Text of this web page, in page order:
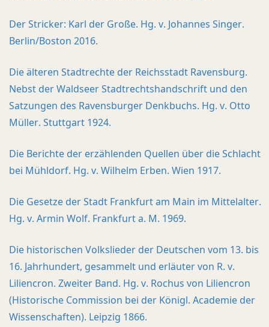
Der Stricker: Karl der Große. Hg. v. Johannes Singer.
Berlin/Boston 2016.
Die älteren Stadtrechte der Reichsstadt Ravensburg.
Nebst der Waldseer Stadtrechtshandschrift und den
Satzungen des Ravensburger Denkbuchs. Hg. v. Otto
Müller. Stuttgart 1924.
Die Berichte der erzählenden Quellen über die Schlacht
bei Mühldorf. Hg. v. Wilhelm Erben. Wien 1917.
Die Gesetze der Stadt Frankfurt am Main im Mittelalter.
Hg. v. Armin Wolf. Frankfurt a. M. 1969.
Die historischen Volkslieder der Deutschen vom 13. bis
16. Jahrhundert, gesammelt und erläuter von R. v.
Liliencron. Zweiter Band. Hg. v. Rochus von Liliencron
(Historische Commission bei der Königl. Academie der
Wissenschaften). Leipzig 1866.